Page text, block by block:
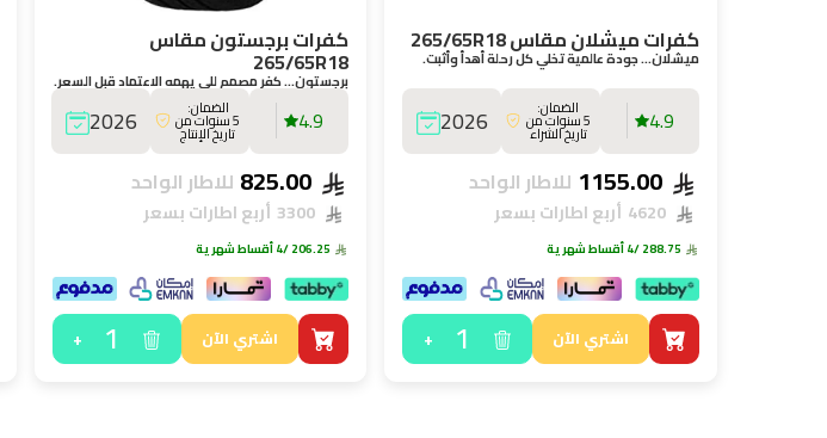
كفرات ميشلان مقاس 265/65R18
ميشلان… جودة عالمية تخلي كل رحلة أهدأ وأثبت.
4.9 الضمان:
5 سنوات من
تاريخ الشراء 2026
للاطار الواحد
أربع اطارات بسعر
/4 أقساط شهرية
اشتري الآن 1
+
كفرات برجستون مقاس
265/65R18
برجستون… كفر مصمم للي يهمه الاعتماد قبل السعر.
4.9 الضمان:
5 سنوات من
تاريخ الإنتاج 2026
للاطار الواحد
أربع اطارات بسعر
/4 أقساط شهرية
اشتري الآن 1
+